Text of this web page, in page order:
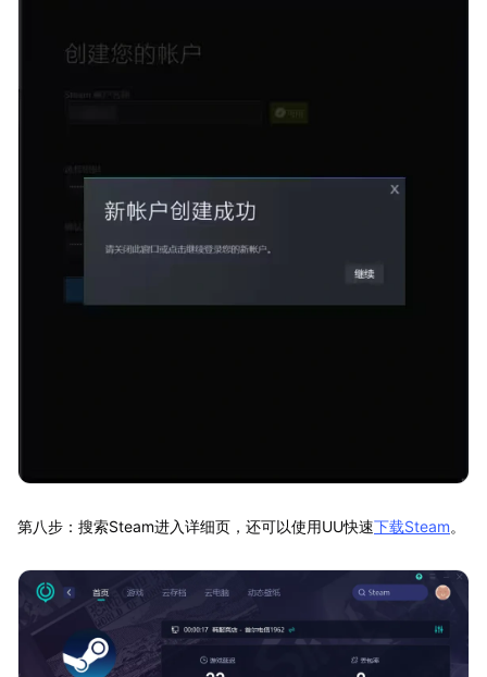
第八步：搜索Steam进入详细页，还可以使用UU快速下载Steam。